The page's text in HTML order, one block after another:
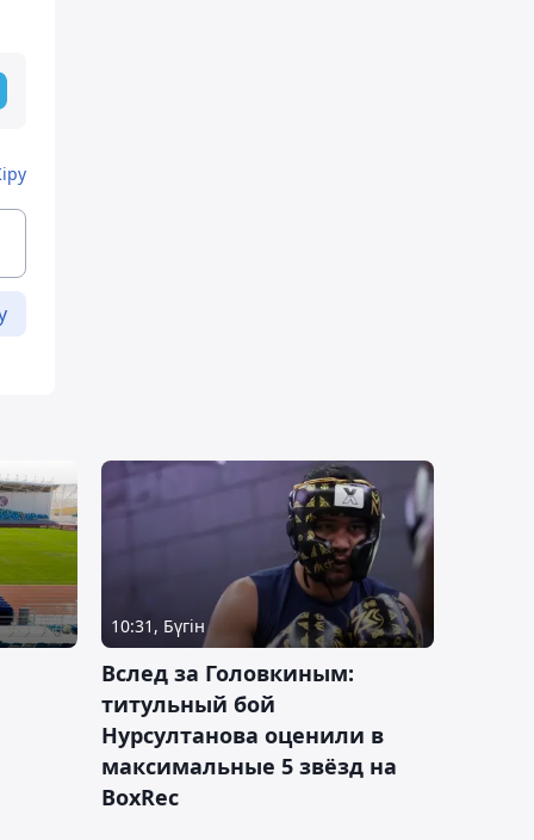
10:31, Бүгін
Вслед за Головкиным:
титульный бой
Нурсултанова оценили в
максимальные 5 звёзд на
BoxRec